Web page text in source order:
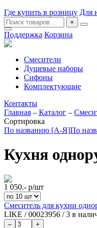
Где купить в розницу Для
×
Поддержка Корзина
Смесители
Душевые наборы
Сифоны
Комплектующие
Контакты
Главная – Каталог –
Сортировка
По названию [А-Я]По
Кухня
1 050.- р/шт
Смеситель для кухни
LIKE /00023956 /3 в